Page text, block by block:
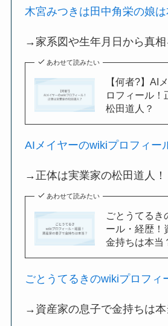
木宮みつきは田中角栄の娘は
→家系図や生年月日から真相
あわせて読みたい
【何者?】AI
ロフィール！
松田道人？
AIメイヤーのwikiプロフィー
→正体は実業家の松田道人！
あわせて読みたい
ごとうてるき
ール・経歴！
金持ちは本当
ごとうてるきのwikiプロフィ
→資産家の息子で金持ちは本